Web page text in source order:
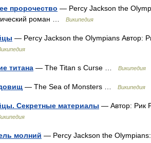
пророчество — Percy Jackson the
роман …
Википедия
— Percy Jackson the Olympians Автор:
титана — The Titan s Curse … Википедия
— The Sea of Monsters … Википедия
Секретные материалы — Автор: Рик
молний — Percy Jackson the